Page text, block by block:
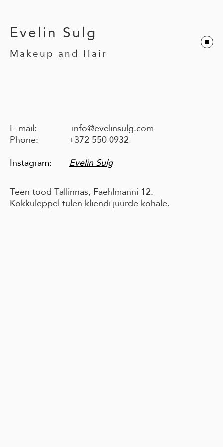
Evelin Sulg
Makeup and Hair
E-mail: info@evelinsulg.com
Phone: +372 550 0932
Instagram: Evelin Sulg
Teen tööd Tallinnas, Faehlmanni 12.
Kokkuleppel tulen kliendi juurde kohale.